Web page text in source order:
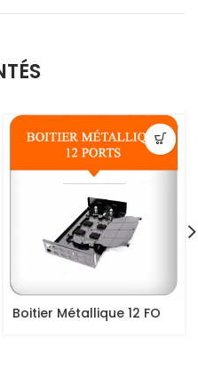
Boitier Métallique 12 FO